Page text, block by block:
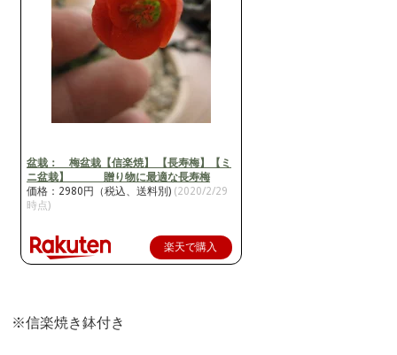
盆栽： 梅盆栽【信楽焼】 【長寿梅】【ミ
ニ盆栽】 贈り物に最適な長寿梅
価格：2980円（税込、送料別) (2020/2/29
時点)
楽天で購入
※信楽焼き鉢付き